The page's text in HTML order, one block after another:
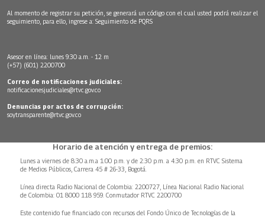
Al momento de registrar su petición, se generará un código con el cual usted podrá realizar el
seguimiento, para ello, ingrese a: Seguimiento de PQRS
Asesor en línea: lunes 9:30 a.m. - 12 m
(+57) (601) 2200700
Correo de notificaciones judiciales:
notificacionesjudiciales@rtvc.gov.co
Denuncias por actos de corrupción:
soytransparente@rtvc.gov.co
Horario de atención y entrega de premios:
Lunes a viernes de 8:30 a.m.a 1:00 p.m. y de 2:30 p.m. a 4:30 p.m. en RTVC Sistema
de Medios Públicos, Carrera 45 # 26-33, Bogotá.
Línea directa Radio Nacional de Colombia: 2200727, Línea Nacional Radio Nacional
de Colombia: 01 8000 118 959. Conmutador RTVC 2200700
Este contenido fue financiado con recursos del Fondo Único de Tecnologías de la